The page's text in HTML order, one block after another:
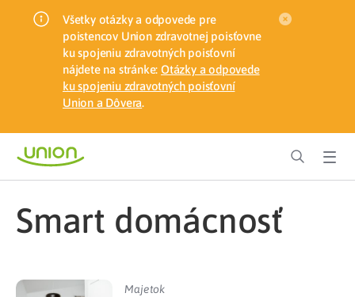
Všetky otázky a odpovede pre
poistencov Union zdravotnej poisťovne
ku spojeniu zdravotných poisťovní
nájdete na stránke: Otázky a odpovede
ku spojeniu zdravotných poisťovní
Union a Dôvera.
smart domácnosť
Majetok